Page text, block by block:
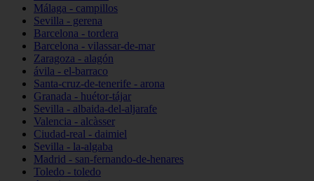
Málaga - campillos
Sevilla - gerena
Barcelona - tordera
Barcelona - vilassar-de-mar
Zaragoza - alagón
ávila - el-barraco
Santa-cruz-de-tenerife - arona
Granada - huétor-tájar
Sevilla - albaida-del-aljarafe
Valencia - alcàsser
Ciudad-real - daimiel
Sevilla - la-algaba
Madrid - san-fernando-de-henares
Toledo - toledo